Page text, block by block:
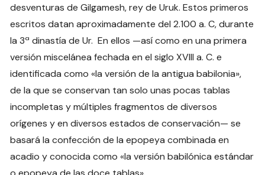
desventuras de Gilgamesh, rey de Uruk. Estos primeros
escritos datan aproximadamente del 2.100 a. C, durante
la 3ª dinastía de Ur. En ellos —así como en una primera
versión miscelánea fechada en el siglo XVIII a. C. e
identificada como «la versión de la antigua babilonia»,
de la que se conservan tan solo unas pocas tablas
incompletas y múltiples fragmentos de diversos
orígenes y en diversos estados de conservación­— se
basará la confección de la epopeya combinada en
acadio y conocida como «la versión babilónica estándar